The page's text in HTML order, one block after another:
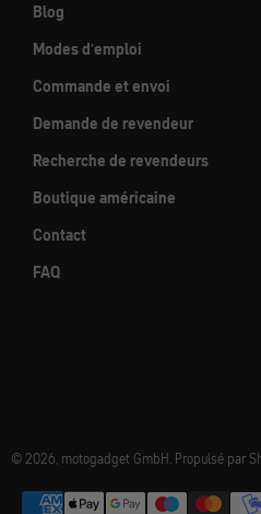
Blog
Modes d'emploi
Commande et envoi
Demande de revendeur
Recherche de revendeurs
Boutique américaine
Contact
FAQ
© 2026, motogadget GmbH. Propulsé par